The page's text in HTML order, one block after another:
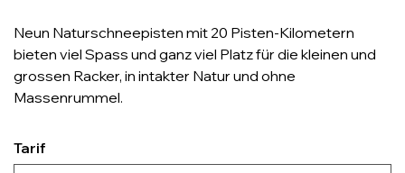
Neun Naturschneepisten mit 20 Pisten-Kilometern
bieten viel Spass und ganz viel Platz für die kleinen und
grossen Racker, in intakter Natur und ohne
Massenrummel.
Tarif